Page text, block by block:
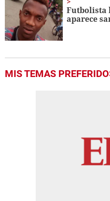
Futbolista
aparece
MIS TEMAS